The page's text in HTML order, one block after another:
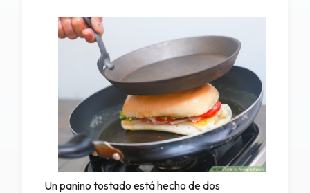
Un panino tostado está hecho de dos